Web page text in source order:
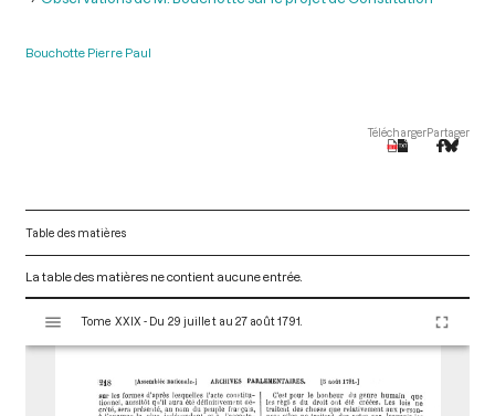
Bouchotte Pierre Paul
TéléchargerPartager
Table des matières
La table des matières ne contient aucune entrée.
s
Tome XXIX - Du 29 juillet au 27 août 1791.